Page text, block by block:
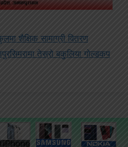
शैक्षिक सामाग्री वितरण
तेस्रो बकुुलिया गोल्डकप